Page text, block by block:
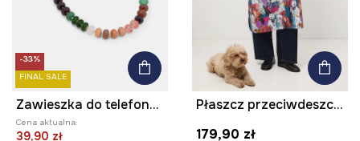
-33%
FINAL SALE
Zawieszka do telefonu z kamieniem naturalnym
Cena aktualna:
39,90 zł
Płaszcz przeciwdeszczowy
179,90 zł